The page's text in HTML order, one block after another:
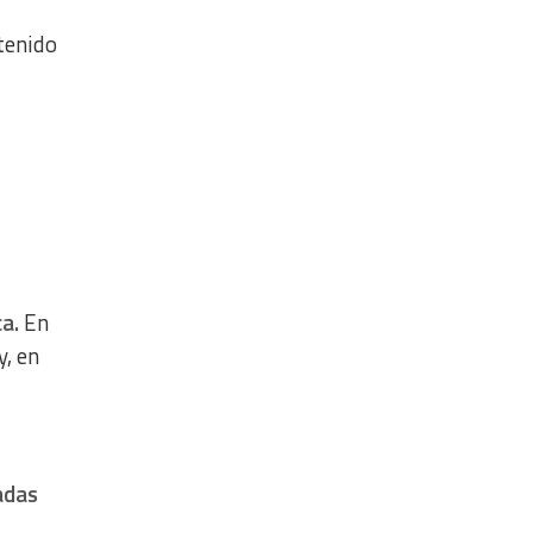
En
en